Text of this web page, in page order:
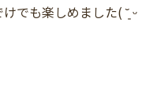
でも楽しめました( ˘͈ ᵕ